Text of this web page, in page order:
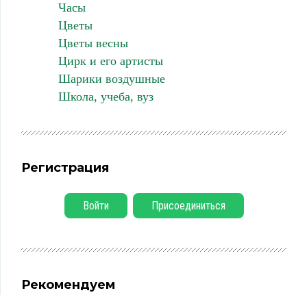
Часы
Цветы
Цветы весны
Цирк и его артисты
Шарики воздушные
Школа, учеба, вуз
Регистрация
Войти Присоединиться
Рекомендуем